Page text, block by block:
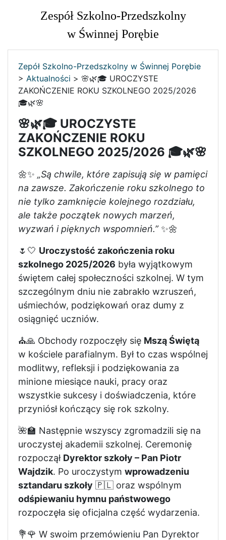
Zespół Szkolno-Przedszkolny
w Świnnej Porębie
Zepół Szkolno-Przedszkolny w Świnnej Porębie
> Aktualności > 🌸🌿🎓 UROCZYSTE
ZAKOŃCZENIE ROKU SZKOLNEGO 2025/2026
🎓🌿🌸
🌸🌿🎓 UROCZYSTE
ZAKOŃCZENIE ROKU
SZKOLNEGO 2025/2026 🎓🌿🌸
🌼✨ „Są chwile, które zapisują się w pamięci
na zawsze. Zakończenie roku szkolnego to
nie tylko zamknięcie kolejnego rozdziału,
ale także początek nowych marzeń,
wyzwań i pięknych wspomnień.”✨🌼
🌷🤍 Uroczystość zakończenia roku
szkolnego 2025/2026 była wyjątkowym
świętem całej społeczności szkolnej. W tym
szczególnym dniu nie zabrakło wzruszeń,
uśmiechów, podziękowań oraz dumy z
osiągnięć uczniów.
⛪🙏 Obchody rozpoczęły się Mszą Świętą
w kościele parafialnym. Był to czas wspólnej
modlitwy, refleksji i podziękowania za
minione miesiące nauki, pracy oraz
wszystkie sukcesy i doświadczenia, które
przyniósł kończący się rok szkolny.
🌺🏫 Następnie wszyscy zgromadzili się na
uroczystej akademii szkolnej. Ceremonię
rozpoczął Dyrektor szkoły – Pan Piotr
Wajdzik. Po uroczystym wprowadzeniu
sztandaru szkoły 🇵🇱 oraz wspólnym
odśpiewaniu hymnu państwowego
rozpoczęła się oficjalna część wydarzenia.
💐🌹 W swoim przemówieniu Pan Dyrektor